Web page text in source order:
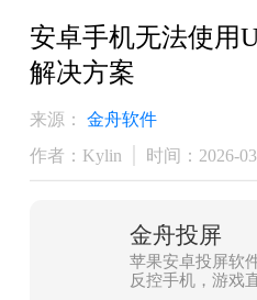
安卓手机无法使用
解决方案
来源：
金舟软件
作者：Kylin
时间：2026-
金舟投屏
苹果安卓投屏软
反控手机，游戏